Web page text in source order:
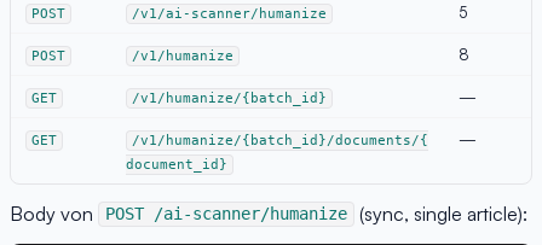
POST /v1/ai-scanner/humanize 5
POST /v1/humanize 8
GET /v1/humanize/{batch_id} —
GET
/v1/humanize/{batch_id}/documents/{
document_id}
—
Body von POST /ai-scanner/humanize (sync, single article):